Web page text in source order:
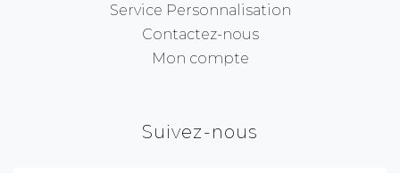
Service Personnalisation
Contactez-nous
Mon compte
Suivez-nous